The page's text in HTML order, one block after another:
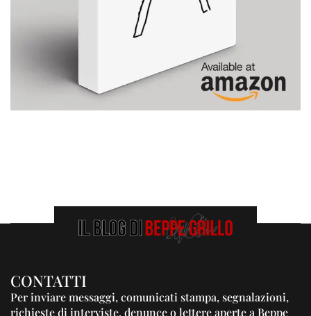
CONTATTI
Per inviare messaggi, comunicati stampa, segnalazioni,
richieste di interviste, denunce o lettere aperte a Beppe